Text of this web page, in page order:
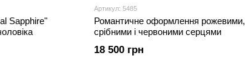
Sapphire"
Артикул: 5485
Романтичне оформлення рожевими,
срібними і червоними серцями
18 500 грн